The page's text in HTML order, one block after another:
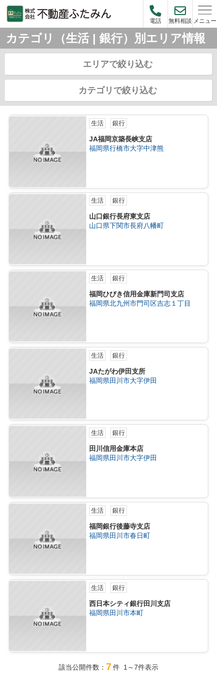
電話 無料相談 メニュー
カテゴリ（生活 | 銀行）別エリア情報
エリアで絞り込む
カテゴリで絞り込む
生活 銀行
JA福岡京築長峡支店
福岡県行橋市大字中津熊
生活 銀行
山口銀行長府東支店
山口県下関市長府八幡町
生活 銀行
福岡ひびき信用金庫新門司支店
福岡県北九州市門司区吉志１丁目
生活 銀行
JAたがわ伊田支所
福岡県田川市大字伊田
生活 銀行
田川信用金庫本店
福岡県田川市大字伊田
生活 銀行
福岡銀行後藤寺支店
福岡県田川市春日町
生活 銀行
西日本シティ銀行田川支店
福岡県田川市本町
該当公開件数： 7件 1～7件表示